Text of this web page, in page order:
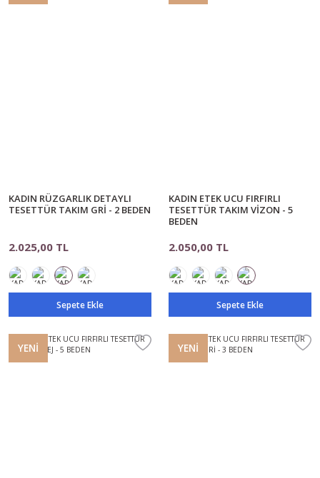
KADIN RÜZGARLIK DETAYLI
TESETTÜR TAKIM GRİ - 2 BEDEN
2.025,00 TL
Sepete Ekle
KADIN ETEK UCU FIRFIRLI
TESETTÜR TAKIM VİZON - 5
BEDEN
2.050,00 TL
Sepete Ekle
YENİ YENİ